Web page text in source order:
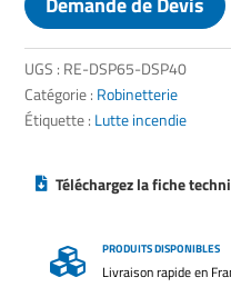
en
aluminium
symétrique
DSP65-
DSP40
UGS : RE-DSP65-DSP40
Catégorie : Robinetterie
Étiquette : Lutte incendie
Téléchargez la fiche
 PRODUITS DISPONIBLES
Livraison rapide en